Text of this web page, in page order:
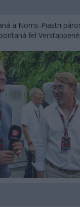
a Norris-Piastri
fel